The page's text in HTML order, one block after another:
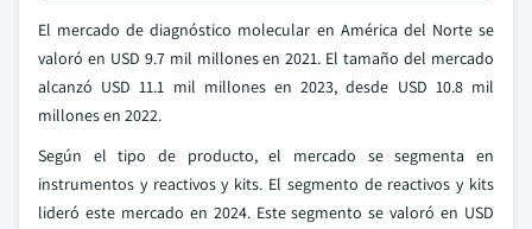
El mercado de diagnóstico molecular en América del Norte se
valoró en USD 9.7 mil millones en 2021. El tamaño del mercado
alcanzó USD 11.1 mil millones en 2023, desde USD 10.8 mil
millones en 2022.
Según el tipo de producto, el mercado se segmenta en
instrumentos y reactivos y kits. El segmento de reactivos y kits
lideró este mercado en 2024. Este segmento se valoró en USD